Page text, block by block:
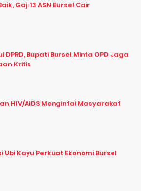
Gaji 13 ASN Bursel Cair
DPRD, Bupati Bursel Minta OPD Jaga
Kritis
HIV/AIDS Mengintai Masyarakat
Ubi Kayu Perkuat Ekonomi Bursel